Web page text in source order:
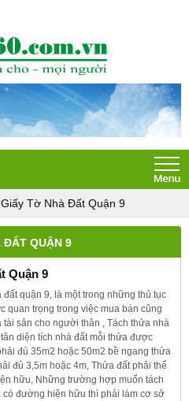
Tờ Nhà Đất Quận 9
ĐẤT QUẬN 9
Quận 9
đất quận 9, là một trong những thủ tục
quan trọng trong việc mua bán cũng
tài sản cho người thân , Tách thửa nhà
diện tích nhà đất mỗi thửa được
đủ 35m2 hoặc 50m2 bề ngang thửa
đủ 3,5m hoặc 4m, Thửa đất phải thể
hữu, Những trường hợp muốn tách
có đường hiện hữu thì phải làm cơ sở